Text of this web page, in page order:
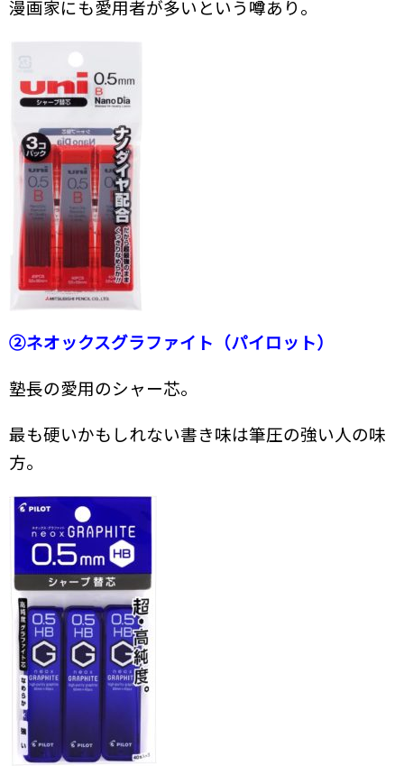
漫画家にも愛用者が多いという噂あり。
②ネオックスグラファイト（パイロット）
塾長の愛用のシャー芯。
最も硬いかもしれない書き味は筆圧の強い人の味
方。